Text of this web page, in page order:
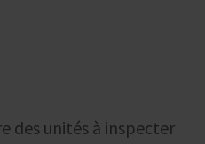
des unités à inspecter